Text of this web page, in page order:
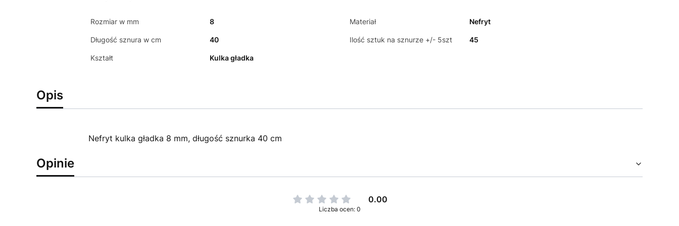
Rozmiar w mm 8 Materiał Nefryt
Długość sznura w cm 40 Ilość sztuk na sznurze +/- 5szt 45
Kształt Kulka gładka
Opis
Nefryt kulka gładka 8 mm, długość sznurka 40 cm
Opinie
0.00
Liczba ocen: 0